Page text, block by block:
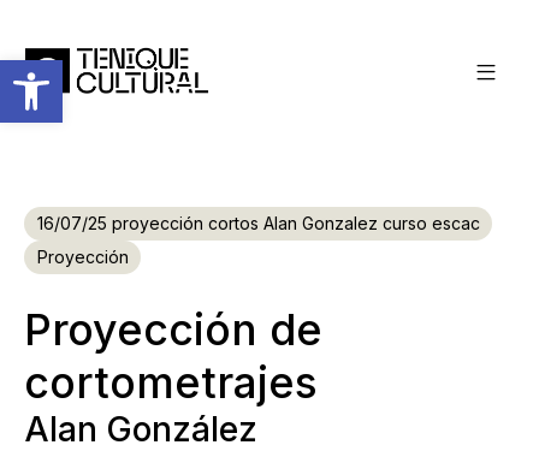
Abrir barra de herramientas
16/07/25 proyección cortos Alan Gonzalez curso escac
Proyección
Proyección de
cortometrajes
Alan González